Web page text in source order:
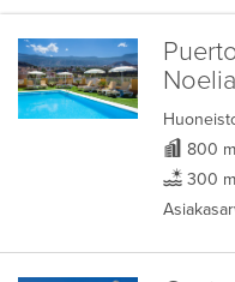
Noelia
800 m
300 m